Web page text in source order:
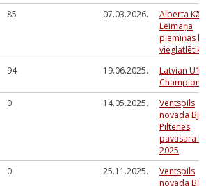
85 07.03.2026.
Alberta
Leimaņa
piemiņas
vieglatlētikā
94 19.06.2025.
Latvian U14
0 14.05.2025.
Ventspils
novada
Piltenes
pavasara
2025
0 25.11.2025.
Ventspils
novada